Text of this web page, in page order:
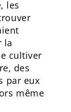
les
la
cultiver
des
par eux
même